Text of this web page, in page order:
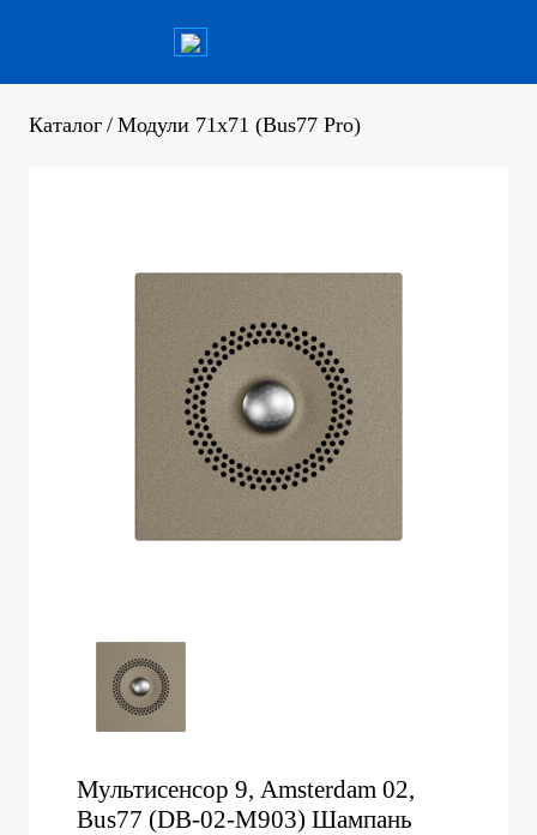
Каталог / Модули 71х71 (Bus77 Pro)
Мультисенсор 9, Amsterdam 02,
Bus77 (DB-02-M903) Шампань